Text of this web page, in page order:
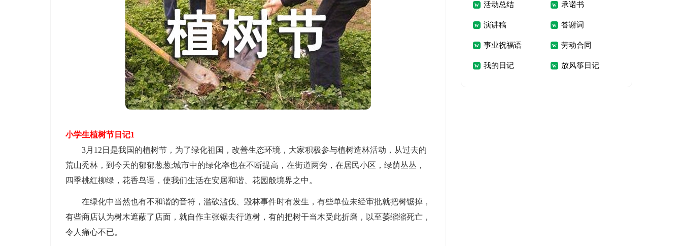
小学生植树节日记1
3月12日是我国的植树节，为了绿化祖国，改善生态环境，大家积极参与植树造林活动，从过去的
荒山秃林，到今天的郁郁葱葱;城市中的绿化率也在不断提高，在街道两旁，在居民小区，绿荫丛丛，
四季桃红柳绿，花香鸟语，使我们生活在安居和谐、花园般境界之中。
在绿化中当然也有不和谐的音符，滥砍滥伐、毁林事件时有发生，有些单位未经审批就把树锯掉，
有些商店认为树木遮蔽了店面，就自作主张锯去行道树，有的把树干当木受此折磨，以至萎缩缩死亡，
令人痛心不已。
活动总结 承诺书
演讲稿 答谢词
事业祝福语 劳动合同
我的日记 放风筝日记